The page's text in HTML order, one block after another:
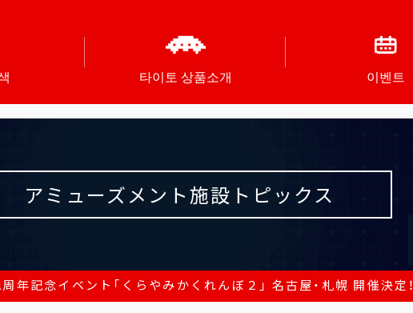
타이토 상품소개 이벤트
アミューズメント施設トピックス
年記念イベント「くらやみかくれんぼ２」 名古屋・札幌 開催決定！